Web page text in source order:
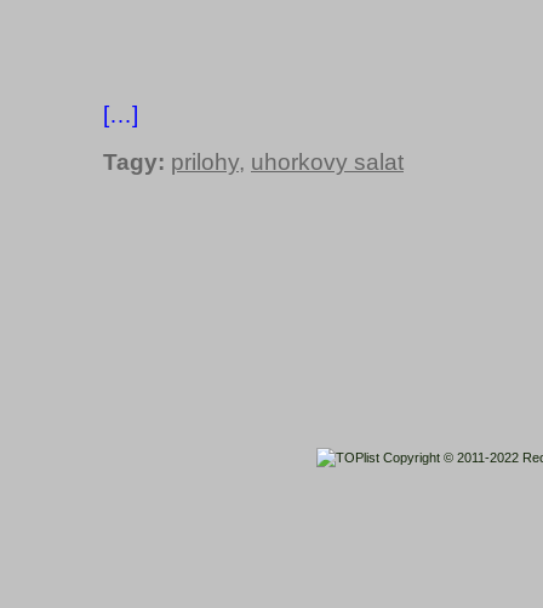
[…]
Tagy: prilohy, uhorkovy salat
Copyright © 2011-2022